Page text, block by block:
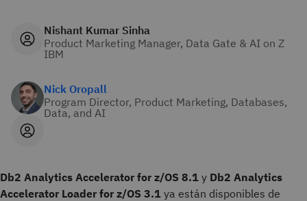
Nishant Kumar Sinha
Product Marketing Manager, Data Gate & AI on Z
IBM
Nick Oropall
Program Director, Product Marketing, Databases,
Data, and AI
Db2 Analytics Accelerator for z/OS 8.1 y Db2 Analytics
Accelerator Loader for z/OS 3.1 ya están disponibles de